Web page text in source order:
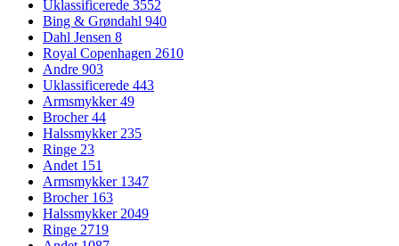
Uklassificerede 3552
Bing & Grøndahl 940
Dahl Jensen 8
Royal Copenhagen 2610
Andre 903
Uklassificerede 443
Armsmykker49
Brocher44
Halssmykker235
Ringe 23
Andet 151
Armsmykker 1347
Brocher 163
Halssmykker2049
Ringe 2719